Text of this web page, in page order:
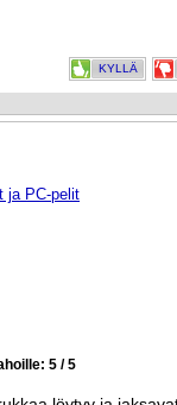
KYLLÄ
ja PC-pelit
5 / 5